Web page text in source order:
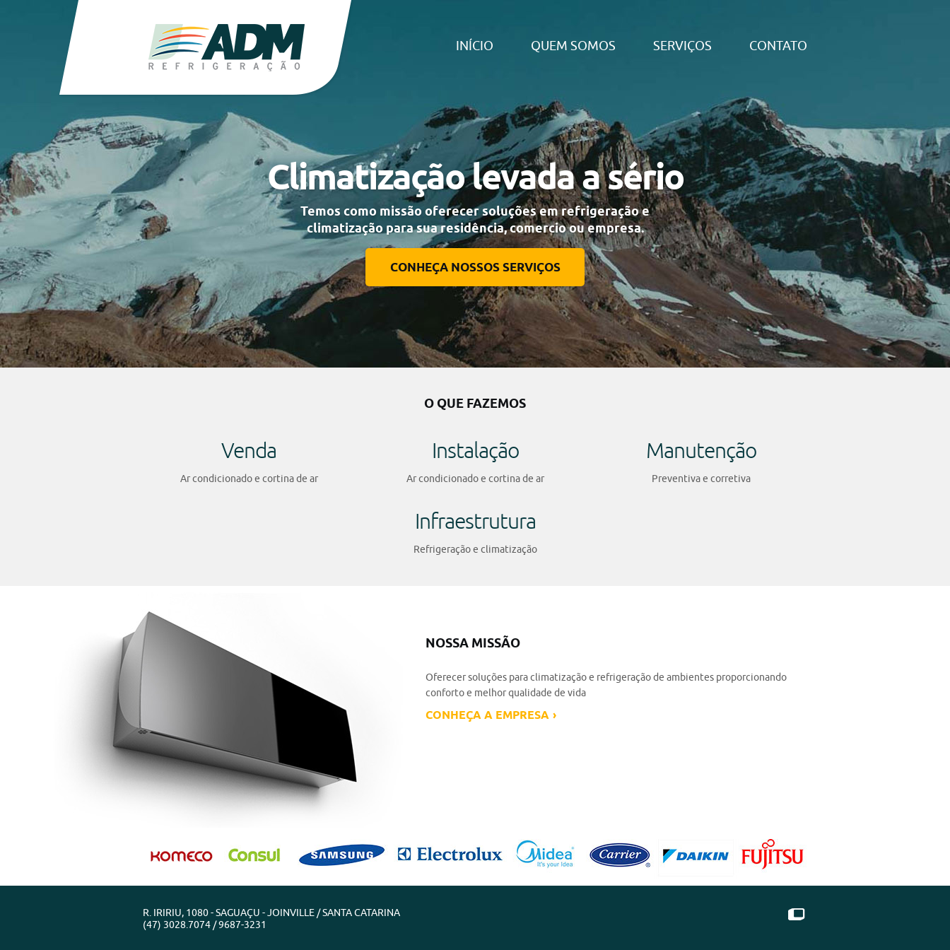
INÍCIO QUEM SOMOS SERVIÇOS CONTATO
Climatização levada a sério
Temos como missão oferecer soluções em refrigeração e
climatização para sua residência, comercio ou empresa.
CONHEÇA NOSSOS SERVIÇOS
O QUE FAZEMOS
Venda
Ar condicionado e cortina de ar
Instalação
Ar condicionado e cortina de ar
Manutenção
Preventiva e corretiva
Infraestrutura
Refrigeração e climatização
NOSSA MISSÃO
Oferecer soluções para climatização e refrigeração de ambientes proporcionando
conforto e melhor qualidade de vida
CONHEÇA A EMPRESA
R. IRIRIU, 1080 - SAGUAÇU - JOINVILLE / SANTA CATARINA
(47) 3028.7074 / 9687-3231